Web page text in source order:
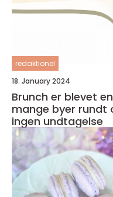
redaktionel
18. January 2024
Brunch er blevet
mange byer rundt
ingen undtagelse